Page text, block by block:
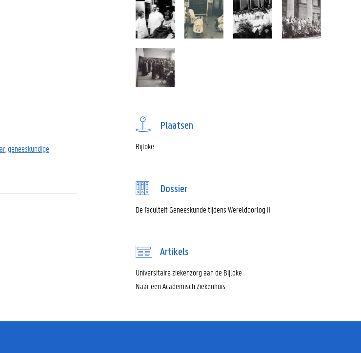
geneeskundige
Plaatsen
Bijloke
Dossier
De faculteit Geneeskunde tijdens Wereldoorlog II
Artikels
Universitaire ziekenzorg aan de Bijloke
Naar een Academisch Ziekenhuis